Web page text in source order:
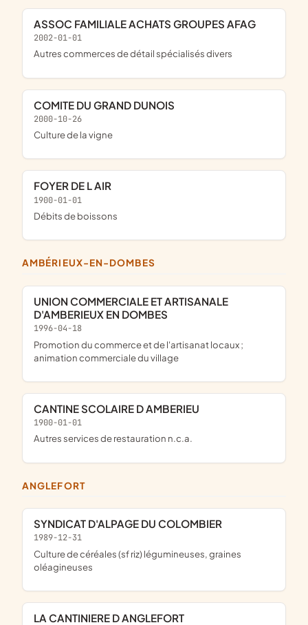
ASSOC FAMILIALE ACHATS GROUPES AFAG
2002-01-01
Autres commerces de détail spécialisés divers
COMITE DU GRAND DUNOIS
2000-10-26
Culture de la vigne
FOYER DE L AIR
1900-01-01
Débits de boissons
AMBÉRIEUX-EN-DOMBES
UNION COMMERCIALE ET ARTISANALE
D'AMBERIEUX EN DOMBES
1996-04-18
promotion du commerce et de l'artisanat locaux ;
animation commerciale du village
CANTINE SCOLAIRE D AMBERIEU
1900-01-01
Autres services de restauration n.c.a.
ANGLEFORT
SYNDICAT D'ALPAGE DU COLOMBIER
1989-12-31
Culture de céréales (sf riz) légumineuses, graines
oléagineuses
LA CANTINIERE D ANGLEFORT